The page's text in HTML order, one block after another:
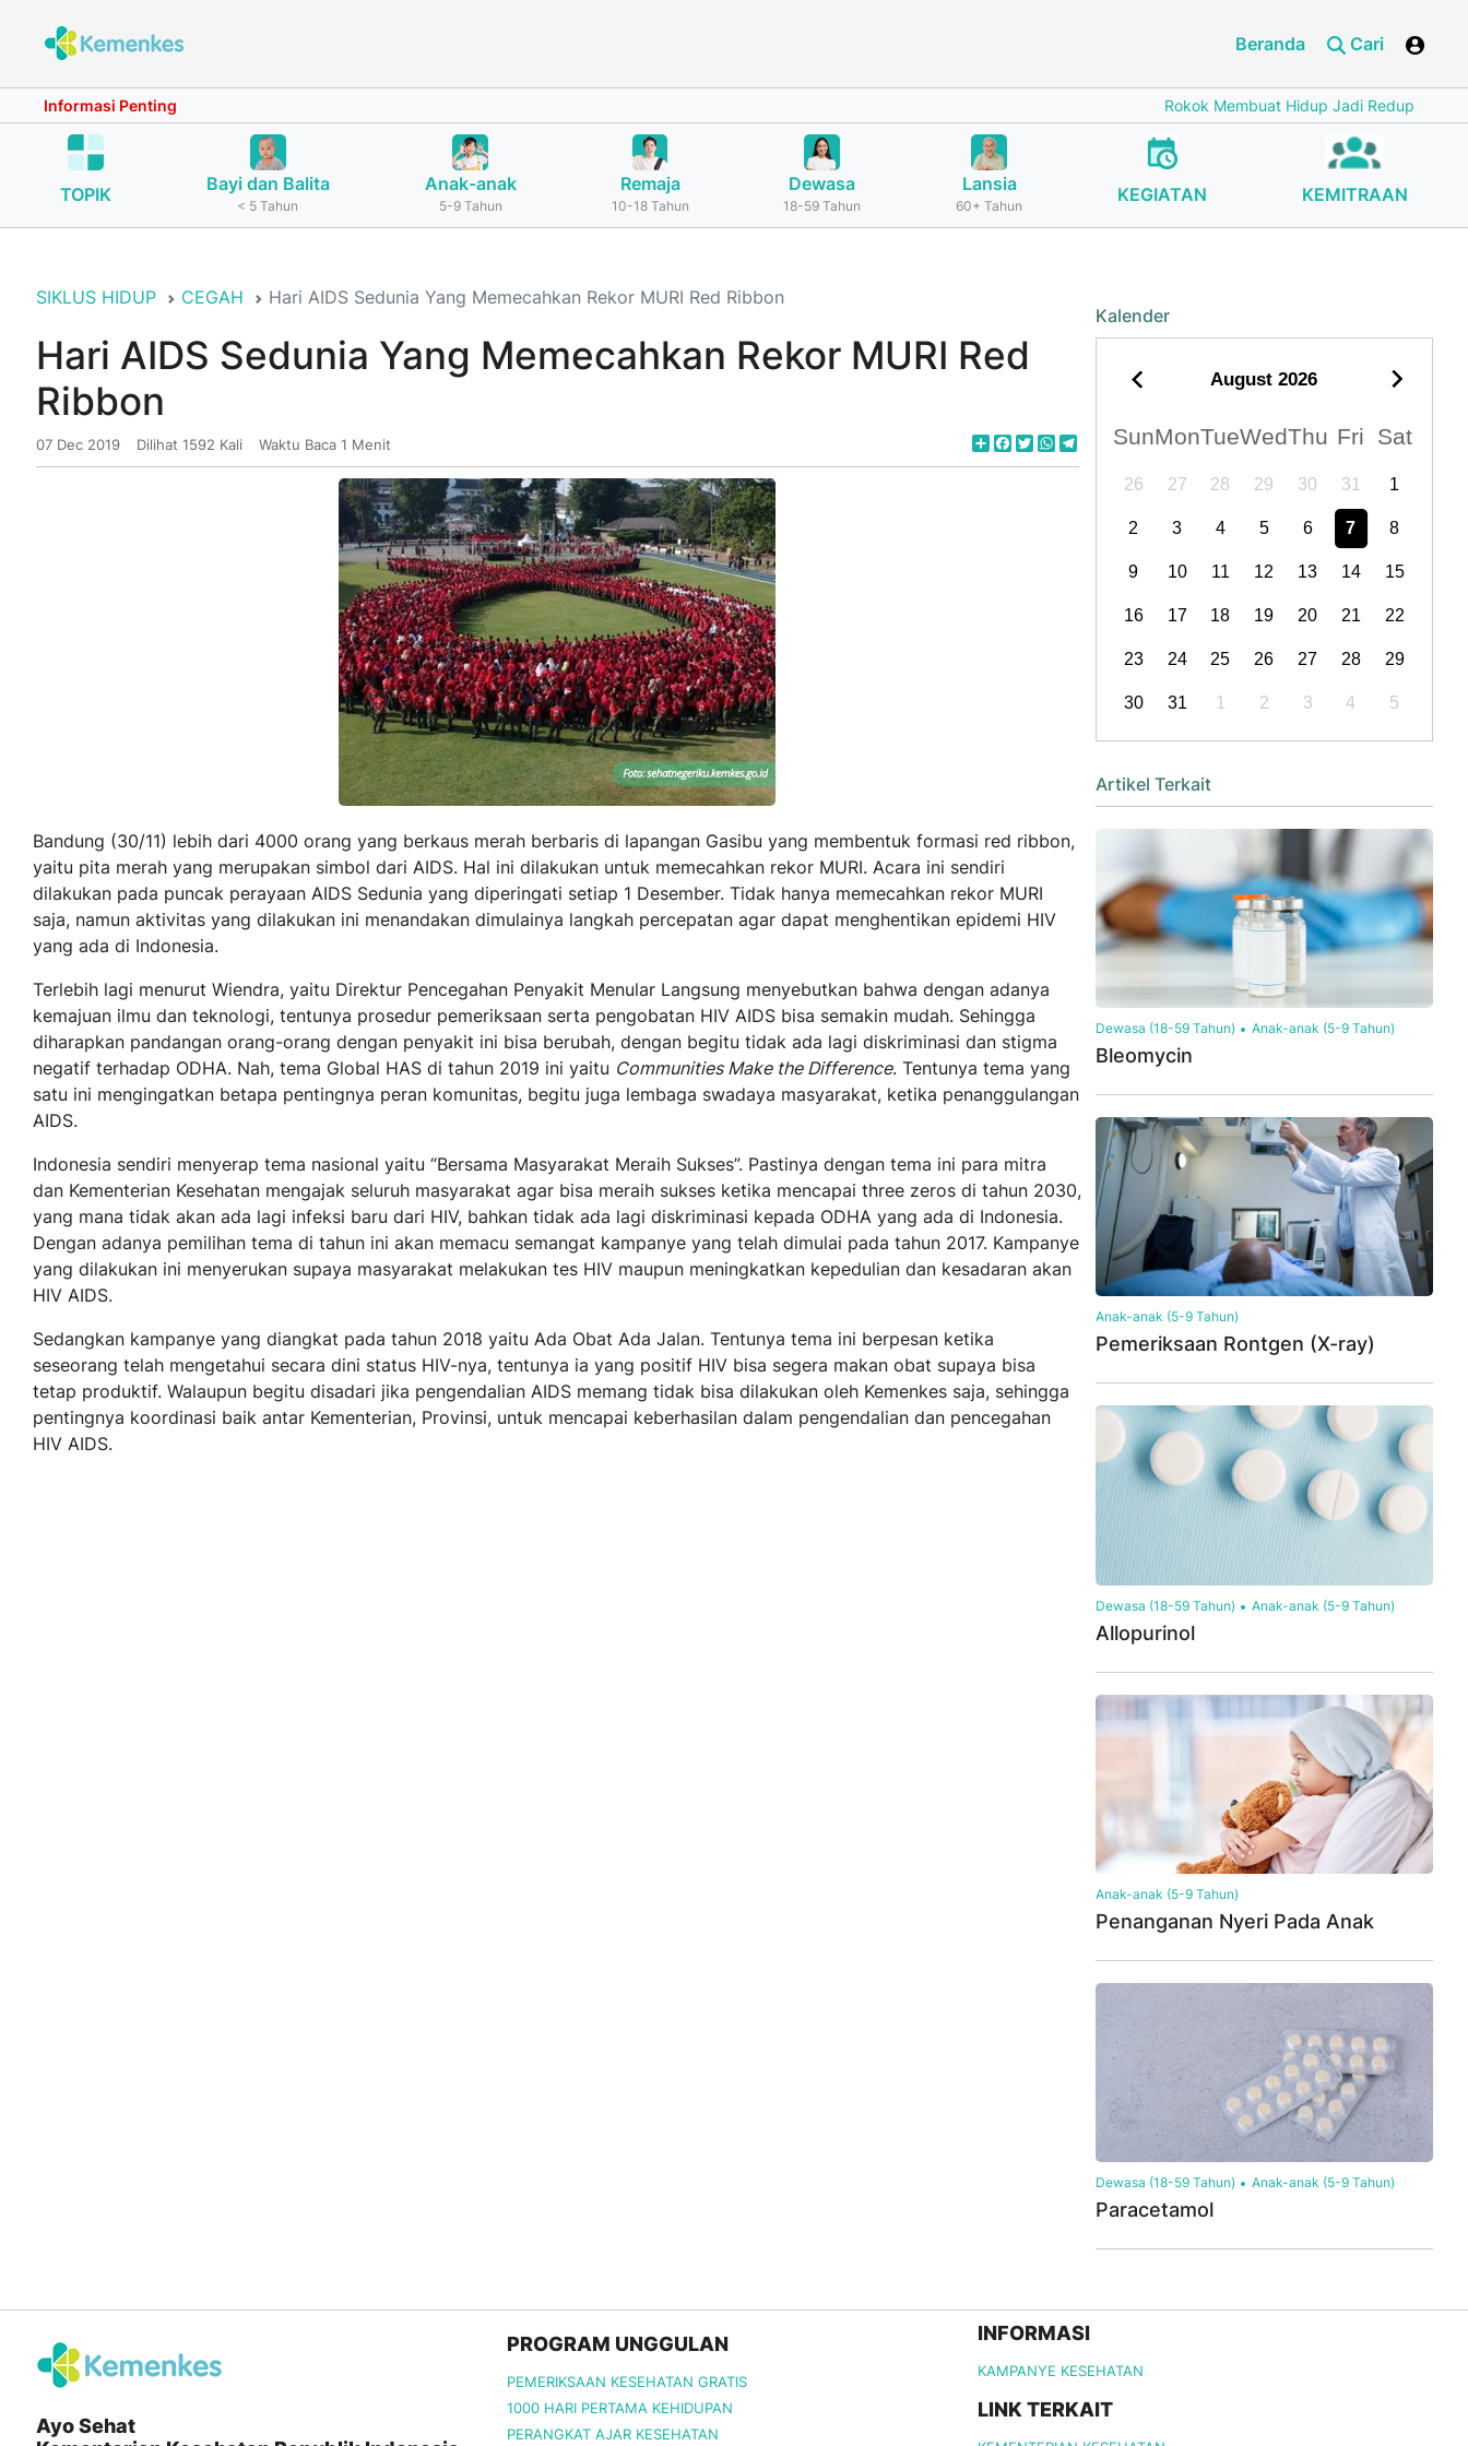
Beranda Cari
Informasi Penting Rokok Membuat Hidup Jadi Redup Cegah
TOPIK Bayi dan Balita
< 5 Tahun
Anak-anak
5-9 Tahun
Remaja
10-18 Tahun
Dewasa
18-59 Tahun
Lansia
60+ Tahun
KEGIATAN KEMITRAAN
SIKLUS HIDUP CEGAH Hari AIDS Sedunia Yang Memecahkan Rekor MURI Red Ribbon
Hari AIDS Sedunia Yang Memecahkan Rekor MURI Red
Ribbon
07 Dec 2019 Dilihat 1592 Kali Waktu Baca 1 Menit ShareFacebook
TwitterWhatsApp
Telegram
Bandung (30/11) lebih dari 4000 orang yang berkaus merah berbaris di lapangan Gasibu yang membentuk formasi red ribbon,
yaitu pita merah yang merupakan simbol dari AIDS. Hal ini dilakukan untuk memecahkan rekor MURI. Acara ini sendiri
dilakukan pada puncak perayaan AIDS Sedunia yang diperingati setiap 1 Desember. Tidak hanya memecahkan rekor MURI
saja, namun aktivitas yang dilakukan ini menandakan dimulainya langkah percepatan agar dapat menghentikan epidemi HIV
yang ada di Indonesia.
Terlebih lagi menurut Wiendra, yaitu Direktur Pencegahan Penyakit Menular Langsung menyebutkan bahwa dengan adanya
kemajuan ilmu dan teknologi, tentunya prosedur pemeriksaan serta pengobatan HIV AIDS bisa semakin mudah. Sehingga
diharapkan pandangan orang-orang dengan penyakit ini bisa berubah, dengan begitu tidak ada lagi diskriminasi dan stigma
negatif terhadap ODHA. Nah, tema Global HAS di tahun 2019 ini yaitu Communities Make the Difference. Tentunya tema yang
satu ini mengingatkan betapa pentingnya peran komunitas, begitu juga lembaga swadaya masyarakat, ketika penanggulangan
AIDS.
Indonesia sendiri menyerap tema nasional yaitu “Bersama Masyarakat Meraih Sukses”. Pastinya dengan tema ini para mitra
dan Kementerian Kesehatan mengajak seluruh masyarakat agar bisa meraih sukses ketika mencapai three zeros di tahun 2030,
yang mana tidak akan ada lagi infeksi baru dari HIV, bahkan tidak ada lagi diskriminasi kepada ODHA yang ada di Indonesia.
Dengan adanya pemilihan tema di tahun ini akan memacu semangat kampanye yang telah dimulai pada tahun 2017. Kampanye
yang dilakukan ini menyerukan supaya masyarakat melakukan tes HIV maupun meningkatkan kepedulian dan kesadaran akan
HIV AIDS.
Sedangkan kampanye yang diangkat pada tahun 2018 yaitu Ada Obat Ada Jalan. Tentunya tema ini berpesan ketika
seseorang telah mengetahui secara dini status HIV-nya, tentunya ia yang positif HIV bisa segera makan obat supaya bisa
tetap produktif. Walaupun begitu disadari jika pengendalian AIDS memang tidak bisa dilakukan oleh Kemenkes saja, sehingga
pentingnya koordinasi baik antar Kementerian, Provinsi, untuk mencapai keberhasilan dalam pengendalian dan pencegahan
HIV AIDS.
Kalender
August 2026
SunMonTueWedThu Fri Sat
26 27 28 29 30 31 1
2 3 4 5 6 7 8
9 10 11 12 13 14 15
16 17 18 19 20 21 22
23 24 25 26 27 28 29
30 31 1 2 3 4 5
Artikel Terkait
Dewasa (18-59 Tahun) Anak-anak (5-9 Tahun)
Bleomycin
Anak-anak (5-9 Tahun)
Pemeriksaan Rontgen (X-ray)
Dewasa (18-59 Tahun) Anak-anak (5-9 Tahun)
Allopurinol
Anak-anak (5-9 Tahun)
Penanganan Nyeri Pada Anak
Dewasa (18-59 Tahun) Anak-anak (5-9 Tahun)
Paracetamol
Ayo Sehat
PROGRAM UNGGULAN
PEMERIKSAAN KESEHATAN GRATIS
1000 HARI PERTAMA KEHIDUPAN
PERANGKAT AJAR KESEHATAN
INFORMASI
KAMPANYE KESEHATAN
LINK TERKAIT